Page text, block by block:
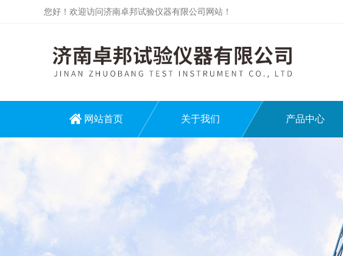
您好！欢迎访问济南卓邦试验仪器有限公司网站！
网站首页 关于我们 产品中心